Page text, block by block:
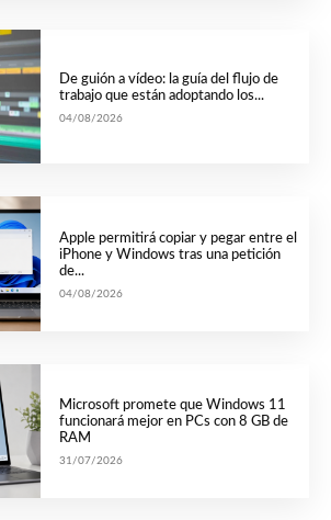
De guión a vídeo: la guía del flujo de
trabajo que están adoptando los...
04/08/2026
Apple permitirá copiar y pegar entre el
iPhone y Windows tras una petición
de...
04/08/2026
Microsoft promete que Windows 11
funcionará mejor en PCs con 8 GB de
RAM
31/07/2026